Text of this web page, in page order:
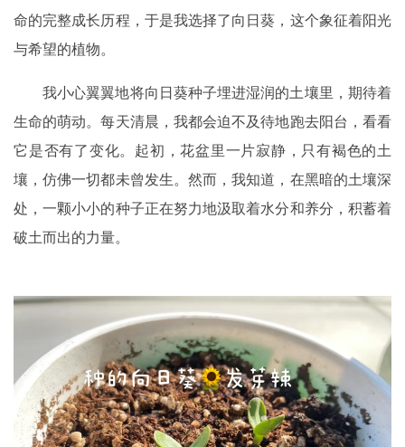
命的完整成长历程，于是我选择了向日葵，这个象征着阳光
与希望的植物。
我小心翼翼地将向日葵种子埋进湿润的土壤里，期待着
生命的萌动。每天清晨，我都会迫不及待地跑去阳台，看看
它是否有了变化。起初，花盆里一片寂静，只有褐色的土
壤，仿佛一切都未曾发生。然而，我知道，在黑暗的土壤深
处，一颗小小的种子正在努力地汲取着水分和养分，积蓄着
破土而出的力量。